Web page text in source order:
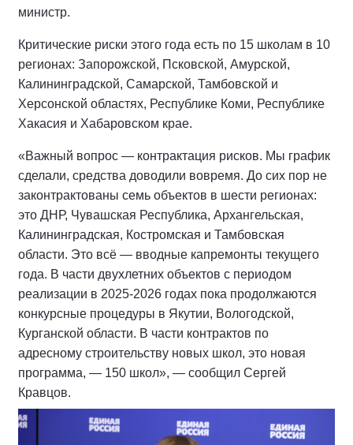
министр.
Критические риски этого года есть по 15 школам в 10
регионах: Запорожской, Псковской, Амурской,
Калининградской, Самарской, Тамбовской и
Херсонской областях, Республике Коми, Республике
Хакасия и Хабаровском крае.
«Важный вопрос — контрактация рисков. Мы график
сделали, средства доводили вовремя. До сих пор не
законтрактованы семь объектов в шести регионах:
это ДНР, Чувашская Республика, Архангельская,
Калининградская, Костромская и Тамбовская
области. Это всё — вводные капремонты текущего
года. В части двухлетних объектов с периодом
реализации в 2025-2026 годах пока продолжаются
конкурсные процедуры в Якутии, Вологодской,
Курганской области. В части контрактов по
адресному строительству новых школ, это новая
программа, — 150 школ», — сообщил Сергей
Кравцов.